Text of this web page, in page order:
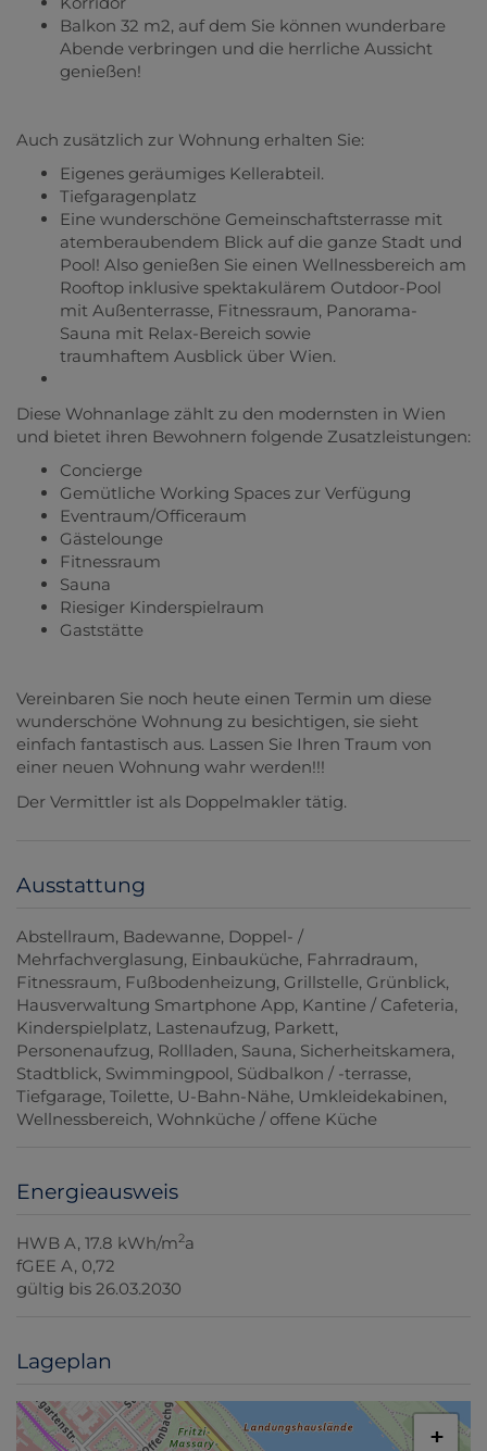
Balkon 32 m2, auf dem Sie können wunderbare
Abende verbringen und die herrliche Aussicht
genießen!
Auch zusätzlich zur Wohnung erhalten Sie:
Eigenes geräumiges Kellerabteil.
Tiefgaragenplatz
Eine wunderschöne Gemeinschaftsterrasse mit
atemberaubendem Blick auf die ganze Stadt und
Pool! Also genießen Sie einen Wellnessbereich am
Rooftop inklusive spektakulärem Outdoor-Pool
mit Außenterrasse, Fitnessraum, Panorama-
Sauna mit Relax-Bereich sowie
traumhaftem Ausblick über Wien.
Diese Wohnanlage zählt zu den modernsten in Wien
und bietet ihren Bewohnern folgende Zusatzleistungen:
Concierge
Gemütliche Working Spaces zur Verfügung
Eventraum/Officeraum
Gästelounge
Fitnessraum
Sauna
Riesiger Kinderspielraum
Gaststätte
Vereinbaren Sie noch heute einen Termin um diese
wunderschöne Wohnung zu besichtigen, sie sieht
einfach fantastisch aus. Lassen Sie Ihren Traum von
einer neuen Wohnung wahr werden!!!
Der Vermittler ist als Doppelmakler tätig.
Ausstattung
Abstellraum Badewanne Doppel- /
Mehrfachverglasung Einbauküche Fahrradraum
Fitnessraum Fußbodenheizung Grillstelle Grünblick
Hausverwaltung Smartphone App Kantine / Cafeteria
Kinderspielplatz Lastenaufzug Parkett
Personenaufzug Rollladen Sauna Sicherheitskamera
Stadtblick Swimmingpool Südbalkon / -terrasse
Tiefgarage Toilette U-Bahn-Nähe Umkleidekabinen
Wellnessbereich Wohnküche / offene Küche
Energieausweis
HWB A, 17.8 kWh/m2a
fGEE A, 0,72
gültig bis 26.03.2030
Lageplan
+